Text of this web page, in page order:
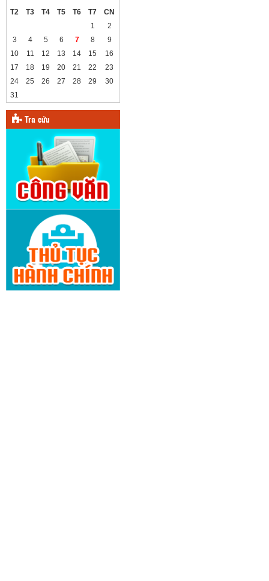
T2
T3 T4 T5 T6 T7
CN
1
2
3
4 5 6 7 8
9
10
11 12 13 14 15
16
17
18 19 20 21 22
23
24
25 26 27 28 29
30
31
Tra cứu